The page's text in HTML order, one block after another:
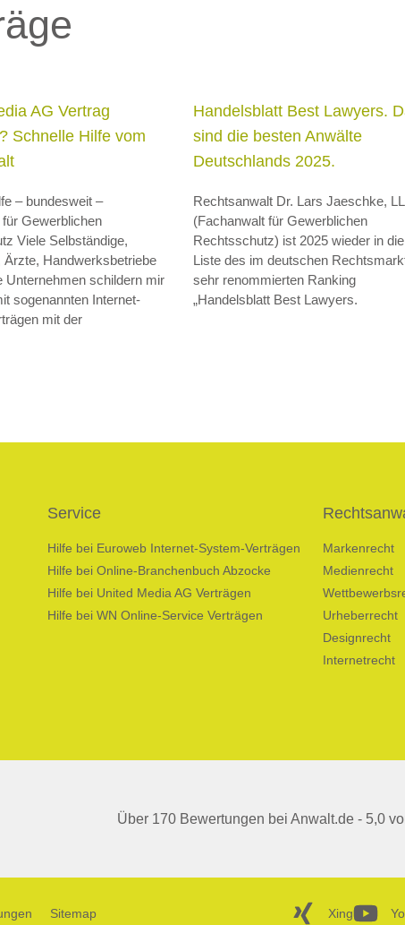
AG Vertrag
Schnelle Hilfe vom
– bundesweit –
Gewerblichen
Viele Selbständige,
Ärzte, Handwerksbetriebe
Unternehmen schildern mir
sogenannten Internet-
mit der
Handelsblatt Best Lawyers.
sind die besten Anwälte
Deutschlands 2025.
Rechtsanwalt Dr. Lars Jaeschke,
(Fachanwalt für Gewerblichen
Rechtsschutz) ist 2025 wieder in die
Liste des im deutschen
sehr renommierten Ranking
„Handelsblatt Best Lawyers.
Service
Hilfe bei Euroweb Internet-System-Verträgen
Hilfe bei Online-Branchenbuch Abzocke
Hilfe bei United Media AG Verträgen
Hilfe bei WN Online-Service Verträgen
Markenrecht
Medienrecht
Urheberrecht
Designrecht
Internetrecht
Über 170 Bewertungen bei Anwalt.de - 5,0
Sitemap Xing